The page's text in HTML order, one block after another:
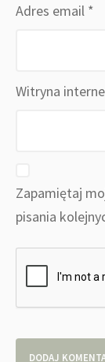
Adres email *
Witryna
Zapamiętaj
pisania